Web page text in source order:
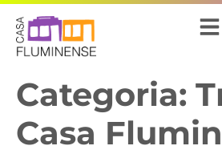
Categoria:
Casa